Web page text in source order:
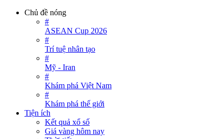
Chủ đề nóng
#
ASEAN Cup 2026
#
Trí tuệ nhân tạo
#
Mỹ - Iran
#
Khám phá Việt Nam
#
Khám phá thế giới
Tiện ích
Kết quả xổ số
Giá vàng hôm nay